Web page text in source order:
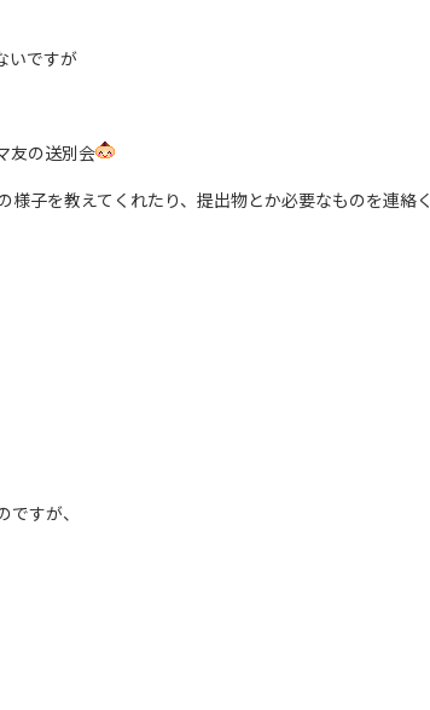
いですが
友の送別会
子を教えてくれたり、提出物とか必要なものを連絡く
すが、